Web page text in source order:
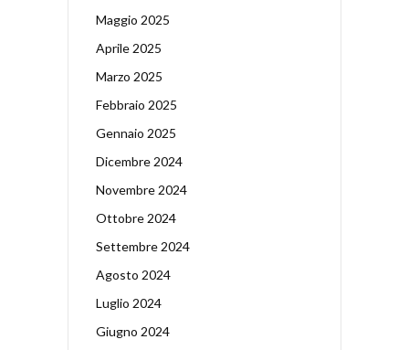
Maggio 2025
Aprile 2025
Marzo 2025
Febbraio 2025
Gennaio 2025
Dicembre 2024
Novembre 2024
Ottobre 2024
Settembre 2024
Agosto 2024
Luglio 2024
Giugno 2024